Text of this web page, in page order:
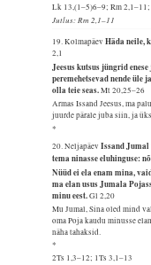
Lk 13,(1–5)6–9; Rm
Jutlus: Rm 2,1–11
19. KolmapäevHäda neile,
2,1
Jeesus kutsus jüngrid
peremehetsevad nende üle
olla teie seas.Mt 20,25–26
Armas Issand Jeesus, ma
juurde pärale juba siin, ja
*
20. NeljapäevIssand Jumal
tema ninasse eluhinguse:
Nüüd ei ela enam mina,
ma elan usus Jumala
minu eest.Gl 2,20
Mu Jumal, Sina oled mind
oma Poja kaudu minusse
näha tahaksid.
*
2Ts 1,3–12; 1Ts 3,1–13